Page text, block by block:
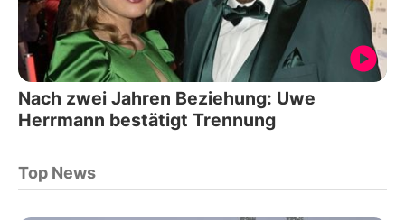
Nach zwei Jahren Beziehung: Uwe
Herrmann bestätigt Trennung
Top News